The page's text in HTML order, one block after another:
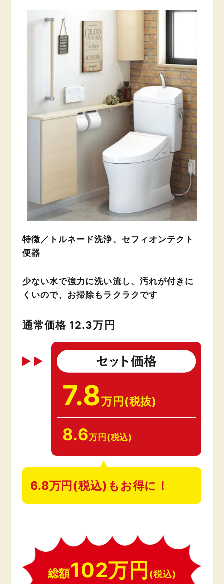
特徴／トルネード洗浄、セフィオンテクト
便器
少ない水で強力に洗い流し、汚れが付きに
くいので、お掃除もラクラクです
通常価格 12.3万円
7.8万円(税抜)
8.6万円(税込)
6.8万円(税込)もお得に！
総額102万円 (税込)